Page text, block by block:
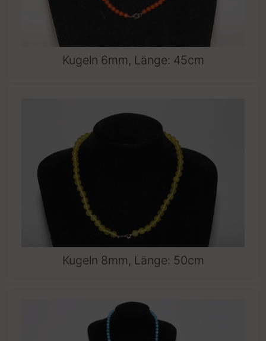
Kugeln 6mm, Länge: 45cm
Kugeln 8mm, Länge: 50cm